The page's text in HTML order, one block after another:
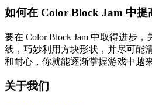
如何在 Color Block Jam 中提
要在 Color Block Jam 中取得进步
线，巧妙利用方块形状，并尽可能
和耐心，你就能逐渐掌握游戏中越
关于我们